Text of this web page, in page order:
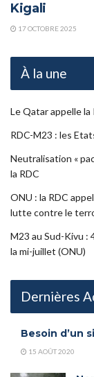
Kigali
17 OCTOBRE 2025
À la une
Le Qatar appelle
RDC-M23 : les
Neutralisation «
la RDC
ONU : la RDC
lutte contre le
M23 au Sud-Kivu :
la mi-juillet (ONU)
Dernières
Besoin d’un
15 AOÛT 2020